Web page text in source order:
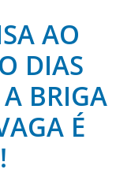
AO
DIAS
BRIGA
É